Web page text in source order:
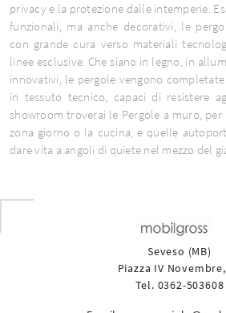
privacy e la protezione dalle intemperie.
funzionali, ma anche decorativi, le
con grande cura verso materiali
linee esclusive. Che siano in legno, in
innovativi, le pergole vengono
in tessuto tecnico, capaci di resistere
showroom troverai le Pergole a muro,
zona giorno o la cucina, e quelle
dare vita a angoli di quiete nel mezzo del
Seveso (MB)
Piazza IV
Tel. 0362-503608